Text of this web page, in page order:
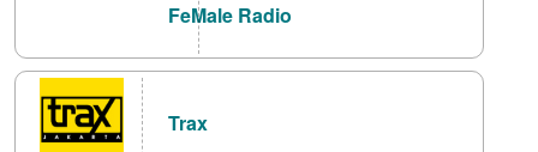
FeMale Radio
Trax